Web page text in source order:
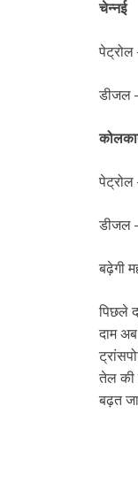
चेन्नई
डीजल
डीजल
बढ़ेगी
पिछले
दाम
तेल की
बढ़त